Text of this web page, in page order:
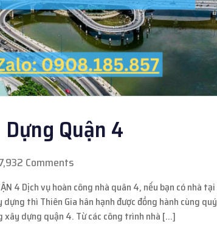
Quận 4
Comments
4 Dịch vụ hoàn công nhà quân 4, nếu bạn có nhà tại
thì Thiên Gia hân hạnh được đồng hành cùng quý
xây dựng quận 4. Từ các công trình nhà […]